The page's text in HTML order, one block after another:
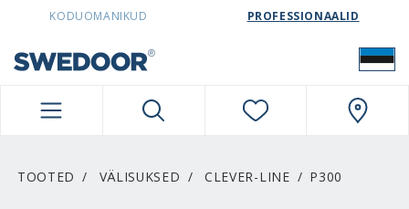
SWEDOORESTONIA NAVIGATION
KODUOMANIKUD PROFESSIONAALID
TOOTED VÄLISUKSED CLEVER-LINE P300